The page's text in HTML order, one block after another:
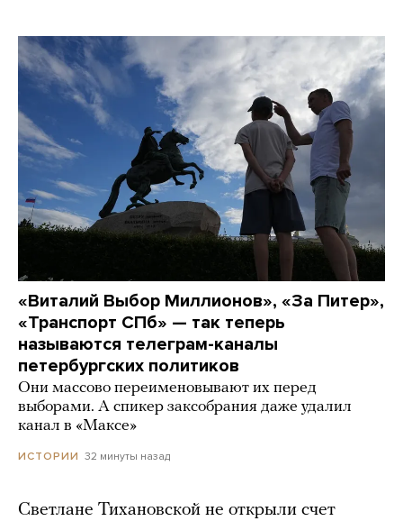
«Виталий Выбор Миллионов», «За Питер»,
«Транспорт СПб» — так теперь
называются телеграм-каналы
петербургских политиков
Они массово переименовывают их перед
выборами. А спикер заксобрания даже удалил
канал в «Максе»
ИСТОРИИ 32 минуты назад
Светлане Тихановской не открыли счет